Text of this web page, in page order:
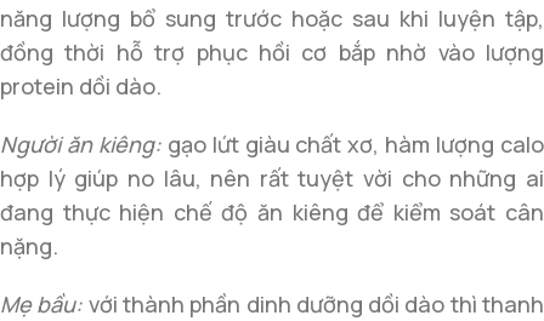
năng lượng bổ sung trước hoặc sau khi luyện tập,
đồng thời hỗ trợ phục hồi cơ bắp nhờ vào lượng
protein dồi dào.
Người ăn kiêng:gạo lứt giàu chất xơ, hàm lượng calo
hợp lý giúp no lâu, nên rất tuyệt vời cho những ai
đang thực hiện chế độ ăn kiêng để kiểm soát cân
nặng.
Mẹ bầu: với thành phần dinh dưỡng dồi dào thì thanh